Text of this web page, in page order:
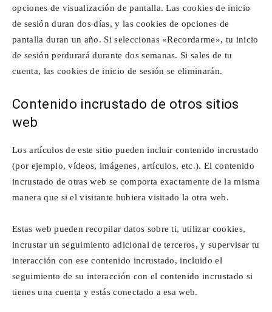
opciones de visualización de pantalla. Las cookies de inicio
de sesión duran dos días, y las cookies de opciones de
pantalla duran un año. Si seleccionas «Recordarme», tu inicio
de sesión perdurará durante dos semanas. Si sales de tu
cuenta, las cookies de inicio de sesión se eliminarán.
Contenido incrustado de otros sitios
web
Los artículos de este sitio pueden incluir contenido incrustado
(por ejemplo, vídeos, imágenes, artículos, etc.). El contenido
incrustado de otras web se comporta exactamente de la misma
manera que si el visitante hubiera visitado la otra web.
Estas web pueden recopilar datos sobre ti, utilizar cookies,
incrustar un seguimiento adicional de terceros, y supervisar tu
interacción con ese contenido incrustado, incluido el
seguimiento de su interacción con el contenido incrustado si
tienes una cuenta y estás conectado a esa web.